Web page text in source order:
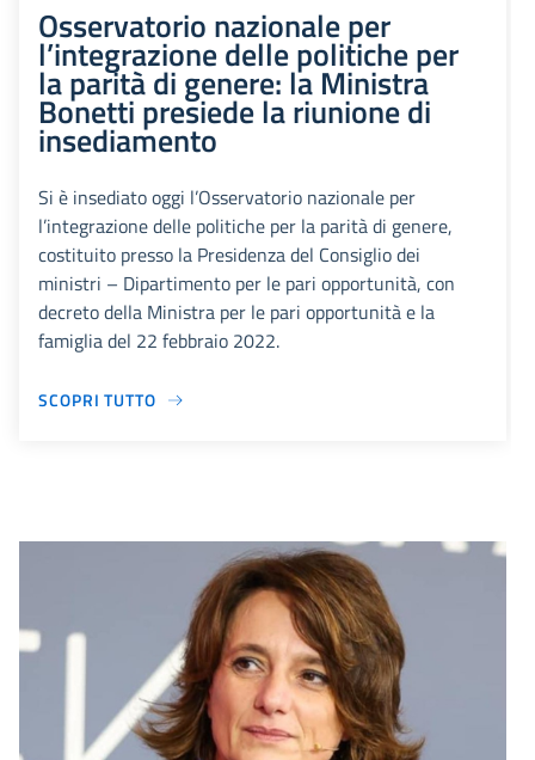
Osservatorio nazionale per
l’integrazione delle politiche per
la parità di genere: la Ministra
Bonetti presiede la riunione di
insediamento
Si è insediato oggi l’Osservatorio nazionale per
l’integrazione delle politiche per la parità di genere,
costituito presso la Presidenza del Consiglio dei
ministri – Dipartimento per le pari opportunità, con
decreto della Ministra per le pari opportunità e la
famiglia del 22 febbraio 2022.
SCOPRI TUTTO